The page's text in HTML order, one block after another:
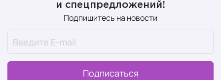
и спецпредложений!
Подпишитесь на новости
Подписаться